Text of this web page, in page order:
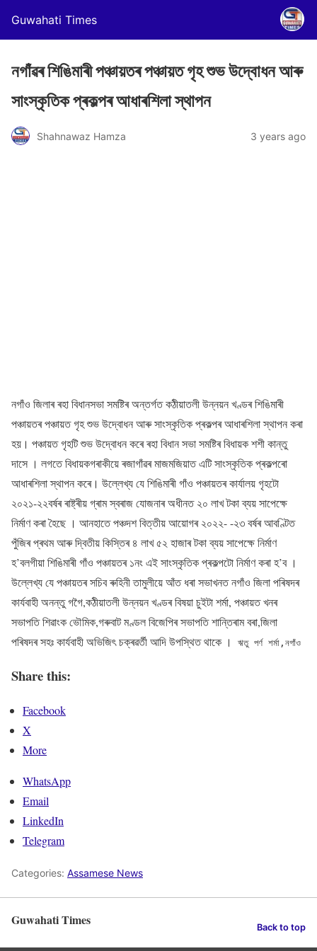
Guwahati Times
নগাঁৱৰ শিঙিমাৰী পঞ্চায়তৰ পঞ্চায়ত গৃহ শুভ উদ্বোধন আৰু
সাংস্কৃতিক প্ৰকল্পৰ আধাৰশিলা স্থাপন
Shahnawaz Hamza 3 years ago
নগাঁও জিলাৰ ৰহা বিধানসভা সমষ্টিৰ অন্তৰ্গত কঠীয়াতলী উন্নয়ন খণ্ডৰ শিঙিমাৰী
পঞ্চায়তৰ পঞ্চায়ত গৃহ শুভ উদ্বোধন আৰু সাংস্কৃতিক প্ৰকল্পৰ আধাৰশিলা স্থাপন কৰা
হয়। পঞ্চায়ত গৃহটি শুভ উদ্বোধন কৰে ৰহা বিধান সভা সমষ্টিৰ বিধায়ক শশী কান্তু
দাসে । লগতে বিধায়কগৰাকীয়ে ৰজাগাঁৱৰ মাজমজিয়াত এটি সাংস্কৃতিক প্ৰকল্পৰো
আধাৰশিলা স্থাপন কৰে। উল্লেখ্য যে শিঙিমাৰী গাঁও পঞ্চায়তৰ কাৰ্যালয় গৃহটো
২০২১-২২বৰ্ষৰ ৰাষ্ট্ৰীয় গ্ৰাম স্বৰাজ যোজনাৰ অধীনত ২০ লাখ টকা ব্যয় সাপেক্ষে
নিৰ্মাণ কৰা হৈছে । আনহাতে পঞ্চদশ বিত্তীয় আয়োগৰ ২০২২- -২৩ বৰ্ষৰ আবণ্টিত
পুঁজিৰ প্ৰথম আৰু দ্বিতীয় কিস্তিৰ ৪ লাখ ৫২ হাজাৰ টকা ব্যয় সাপেক্ষে নিৰ্মাণ
হ’বলগীয়া শিঙিমাৰী গাঁও পঞ্চায়তৰ ১নং এই সাংস্কৃতিক প্ৰকল্পটো নিৰ্মাণ কৰা হ’ব ।
উল্লেখ্য যে পঞ্চায়তৰ সচিব ৰুহিনী তামুলীয়ে আঁত ধৰা সভাখনত নগাঁও জিলা পৰিষদৰ
কাৰ্যবাহী অনন্তু গগৈ,কঠীয়াতলী উন্নয়ন খণ্ডৰ বিষয়া চুইটা শৰ্মা, পঞ্চায়ত খনৰ
সভাপতি শিৱাংক ভৌমিক,গৰুবাট মণ্ডল বিজেপিৰ সভাপতি শান্তিৰাম বৰা,জিলা
পৰিষদৰ সহঃ কাৰ্যবাহী অভিজিৎ চক্ৰৱৰ্তী আদি উপস্থিত থাকে ।
ঋতু পৰ্ণ শৰ্মা,নগাঁও
Share this:
Facebook
X
More
WhatsApp
Email
LinkedIn
Telegram
Categories: Assamese News
Guwahati Times Back to top